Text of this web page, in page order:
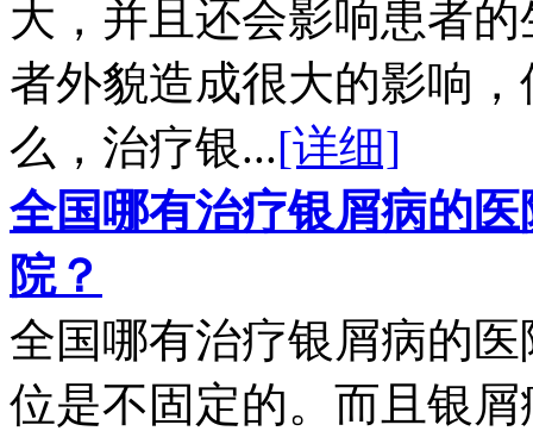
大，并且还会影响患者
者外貌造成很大的影响
么，治疗银...[详细]
全国哪有治疗银屑病的
院？
全国哪有治疗银屑病的
位是不固定的。而且银